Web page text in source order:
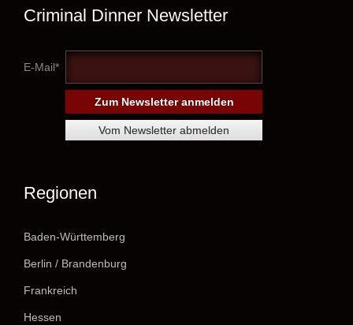
Criminal Dinner Newsletter
E-Mail*
Regionen
Baden-Württemberg
Berlin / Brandenburg
Frankreich
Hessen